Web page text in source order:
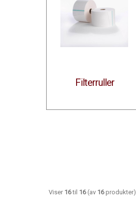
Filterruller
Viser 16til 16(av 16produkter)